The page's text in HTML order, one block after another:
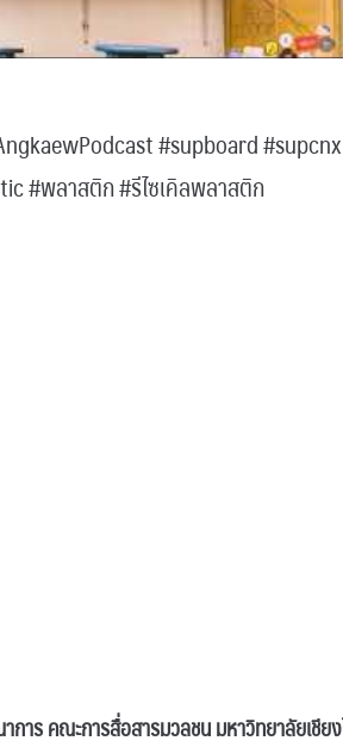
#supboard
#พลาสติก #รีไซเคิลพลาสติก
าร คณะการสื่อสารมวลชน มหาวิทยาลัยเชีย